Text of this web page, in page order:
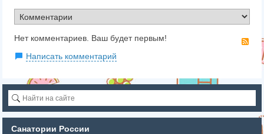
Нет комментариев. Ваш будет первым!
Написать комментарий
Санатории России